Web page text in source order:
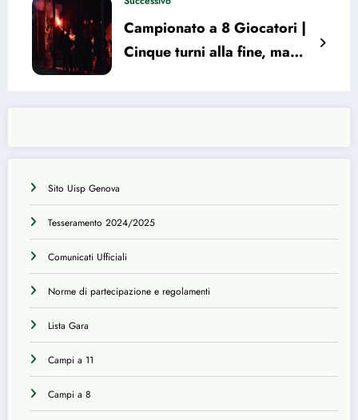
Sito Uisp Genova
Tesseramento 2024/2025
Comunicati Ufficiali
Norme di partecipazione e regolamenti
Lista Gara
Campi a 11
Campi a 8
Campionato a 8 Giocatori |
Cinque turni alla fine, ma